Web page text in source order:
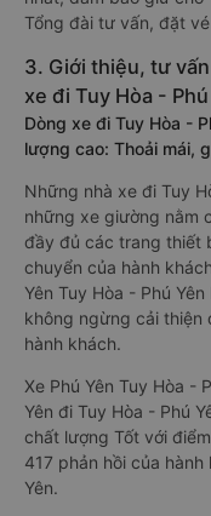
Tổng đài tư vấn, đặt
3. Giới thiệu, tư
xe đi Tuy Hòa -
Dòng xe đi Tuy Hòa -
lượng cao: Thoải mái,
Những nhà xe đi Tuy
những xe giường nằm
đầy đủ các trang thiết
chuyển của hành
Yên Tuy Hòa - Phú
không ngừng cải thiện
hành khách.
Xe Phú Yên Tuy Hòa -
Yên đi Tuy Hòa - Phú
chất lượng Tốt với
417 phản hồi của hành
Yên.